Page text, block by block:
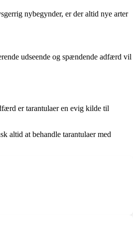
nybegynder, er der altid nye arter
udseende og spændende adfærd vil
er tarantulaer en evig kilde til
altid at behandle tarantulaer med